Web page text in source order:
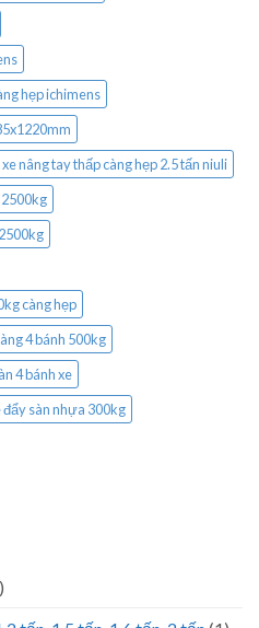
hẹp ichimens
xe nâng tay thấp càng hẹp 2.5 tấn niuli
càng hẹp
4 bánh 500kg
4 bánh xe
đẩy sàn nhựa 300kg